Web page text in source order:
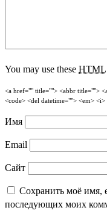
You may use these HTML
<a href="" title=""> <abbr title="">
<code> <del datetime=""> <em>
Имя
Email
Сайт
Сохранить моё имя,
последующих моих